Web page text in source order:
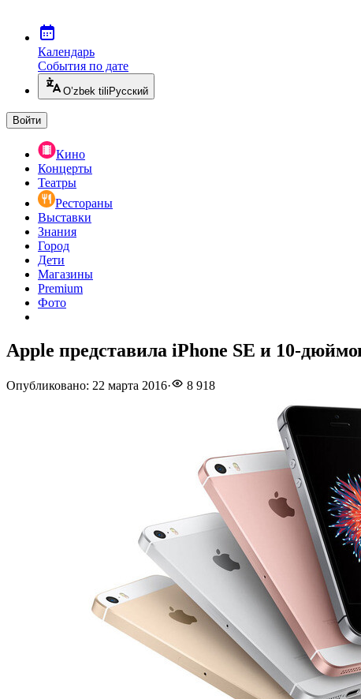
Календарь
События по дате
O’zbek tili Русский
Войти
Кино
Концерты
Театры
Рестораны
Выставки
Знания
Город
Дети
Магазины
Premium
Фото
Apple представила iPhone SE и 10-
Опубликовано: 22 марта 2016· 8 918